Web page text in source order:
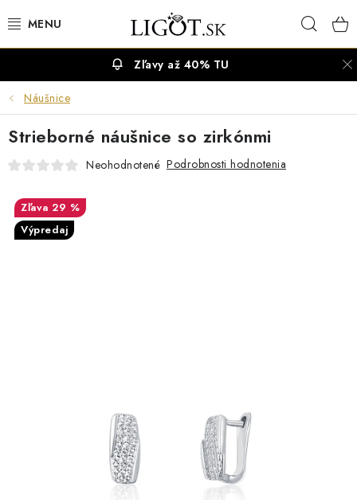
na
PRSTENE
Vrátenie, výmena, reklamácia
Zľavy až 40% TU
Náušnice
Strieborné náušnice so zirkónmi
Neohodnotené Podrobnosti hodnotenia
29 %
Výpredaj